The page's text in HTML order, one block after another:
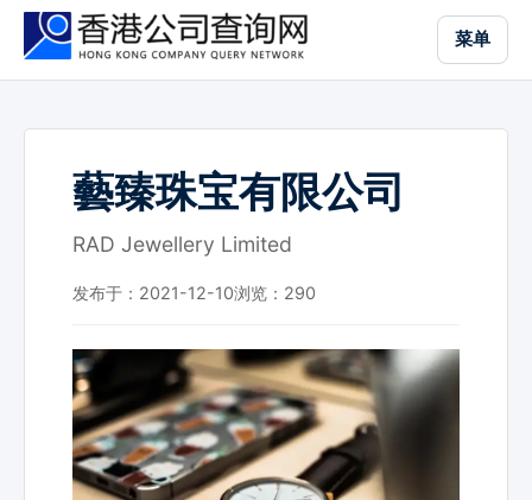
菜单
藝臻珠宝有限公司
RAD Jewellery Limited
发布于：2021-12-10浏览： 290